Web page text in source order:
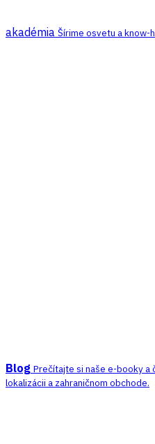
akadémia Šírime osvetu a know-
Blog Prečítajte si naše e-booky a
lokalizácii a zahraničnom obchode.